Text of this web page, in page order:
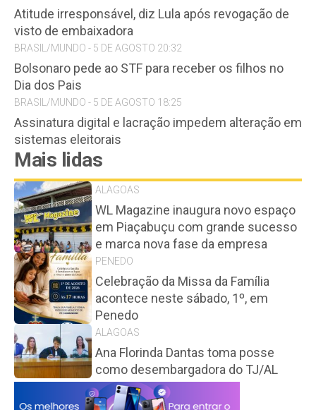
Atitude irresponsável, diz Lula após revogação de
visto de embaixadora
BRASIL/MUNDO - 5 DE AGOSTO 20:32
Bolsonaro pede ao STF para receber os filhos no
Dia dos Pais
BRASIL/MUNDO - 5 DE AGOSTO 18:25
Assinatura digital e lacração impedem alteração em
sistemas eleitorais
Mais lidas
ALAGOAS
WL Magazine inaugura novo espaço
em Piaçabuçu com grande sucesso
e marca nova fase da empresa
PENEDO
Celebração da Missa da Família
acontece neste sábado, 1º, em
Penedo
ALAGOAS
Ana Florinda Dantas toma posse
como desembargadora do TJ/AL